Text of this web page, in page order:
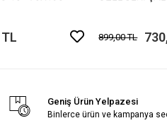
899,00 TL
Geniş Ürün Yelpazesi
Binlerce ürün ve kampanya